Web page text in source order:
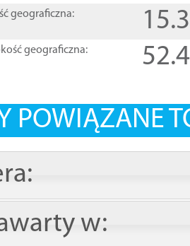
geograficzna:
geograficzna:
POWIĄZANE
w: